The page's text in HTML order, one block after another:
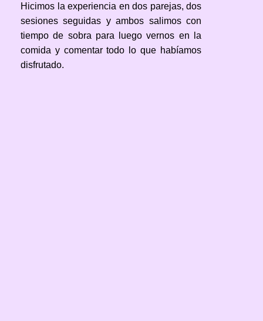
Hicimos la experiencia en dos parejas, dos
sesiones seguidas y ambos salimos con
tiempo de sobra para luego vernos en la
comida y comentar todo lo que habíamos
disfrutado.